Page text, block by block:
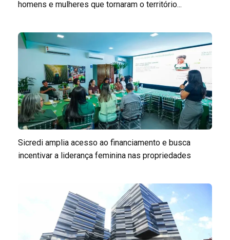
homens e mulheres que tornaram o território...
Sicredi amplia acesso ao financiamento e busca
incentivar a liderança feminina nas propriedades